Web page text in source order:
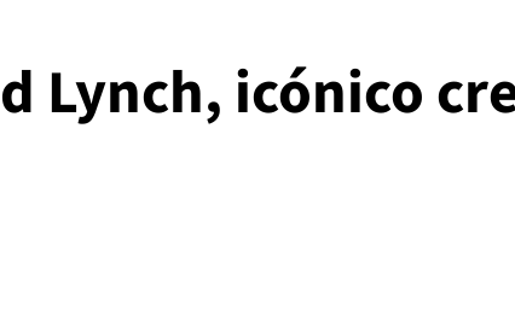
Lynch, icónico